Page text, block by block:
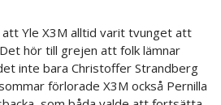
Yle X3M alltid varit tvunget att
hör till grejen att folk lämnar
inte bara Christoffer Strandberg
förlorade X3M också Pernilla